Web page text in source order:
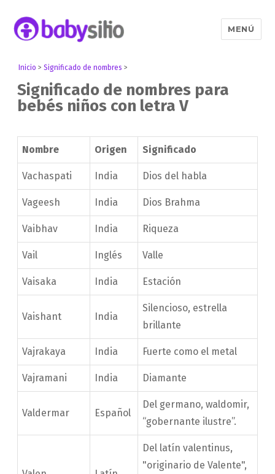
MENÚ
Inicio >Significado de nombres >
Significado de nombres para
bebés niños con letra V
Nombre Origen Significado
Vachaspati India Dios del habla
Vageesh India Dios Brahma
Vaibhav India Riqueza
Vail Inglés Valle
Vaisaka India Estación
Vaishant India
Silencioso, estrella
brillante
Vajrakaya India Fuerte como el metal
Vajramani India Diamante
Valdermar Español
Del germano, waldomir,
“gobernante ilustre”.
Del latín valentinus,
"originario de Valente",